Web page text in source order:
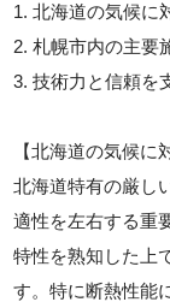
1. 北海道の気候に
2. 札幌市内の主要
3. 技術力と信頼を
【北海道の気候に
北海道特有の厳し
適性を左右する重
特性を熟知した上
す。特に断熱性能